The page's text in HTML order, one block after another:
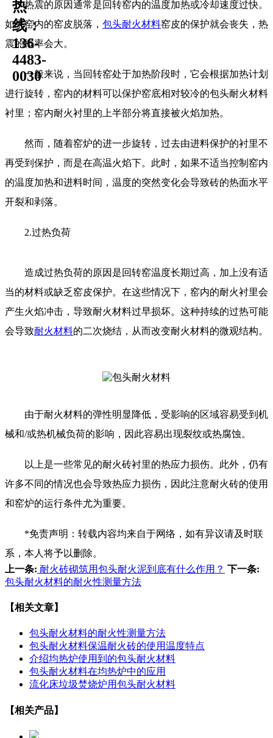
热
线：
136-
4483-
0030
热震的原因通常是回转窑内的温度加热或冷却速度过快。
如果窑内的窑皮脱落， 包头耐火材料窑皮的保护就会丧失，热
震的概率会大。
一般来说，当回转窑处于加热阶段时，它会根据加热计划
进行旋转，窑内的材料可以保护窑底相对较冷的包头耐火材料
衬里；窑内耐火衬里的上半部分将直接被火焰加热。
然而，随着窑炉的进一步旋转，过去由进料保护的衬里不
再受到保护，而是在高温火焰下。此时，如果不适当控制窑内
的温度加热和进料时间，温度的突然变化会导致砖的热面水平
开裂和剥落。
2.过热负荷
造成过热负荷的原因是回转窑温度长期过高，加上没有适
当的材料或缺乏窑皮保护。在这些情况下，窑内的耐火衬里会
产生火焰冲击，导致耐火材料过早损坏。这种持续的过热可能
会导致耐火材料的二次烧结，从而改变耐火材料的微观结构。
由于耐火材料的弹性明显降低，受影响的区域容易受到机
械和/或热机械负荷的影响，因此容易出现裂纹或热腐蚀。
以上是一些常见的耐火砖衬里的热应力损伤。此外，仍有
许多不同的情况也会导致热应力损伤，因此注意耐火砖的使用
和窑炉的运行条件尤为重要。
*免责声明：转载内容均来自于网络，如有异议请及时联
系，本人将予以删除。
上一条: 耐火砖砌筑用包头耐火泥到底有什么作用？ 下一条:
包头耐火材料的耐火性测量方法
【相关文章】
包头耐火材料的耐火性测量方法
包头耐火材料保温耐火砖的使用温度特点
介绍均热炉使用到的包头耐火材料
包头耐火材料在均热炉中的应用
流化床垃圾焚烧炉用包头耐火材料
【相关产品】